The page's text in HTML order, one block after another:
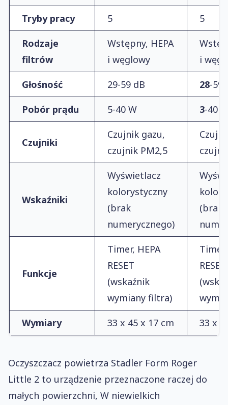
Tryby pracy 5 5
Rodzaje
filtrów
Wstępny, HEPA
i węglowy
i
Głośność 29-59 dB 28-59
Pobór prądu 5-40 W 3-40
Czujniki
Czujnik gazu,
czujnik PM2,5
Wskaźniki
Wyświetlacz
kolorystyczny
(brak
numerycznego)
(brak
Funkcje
Timer, HEPA
RESET
(wskaźnik
wymiany filtra)
RESET
Wymiary 33 x 45 x 17 cm 33 x
Oczyszczacz powietrza Stadler Form Roger
Little 2 to urządzenie przeznaczone raczej do
małych powierzchni, W niewielkich